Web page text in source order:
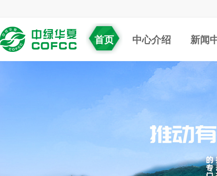
首页 中心介绍 新闻